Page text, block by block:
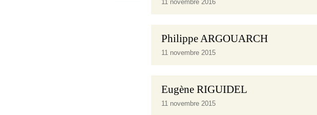
11 novembre 2016
Philippe ARGOUARCH
11 novembre 2015
Eugène RIGUIDEL
11 novembre 2015